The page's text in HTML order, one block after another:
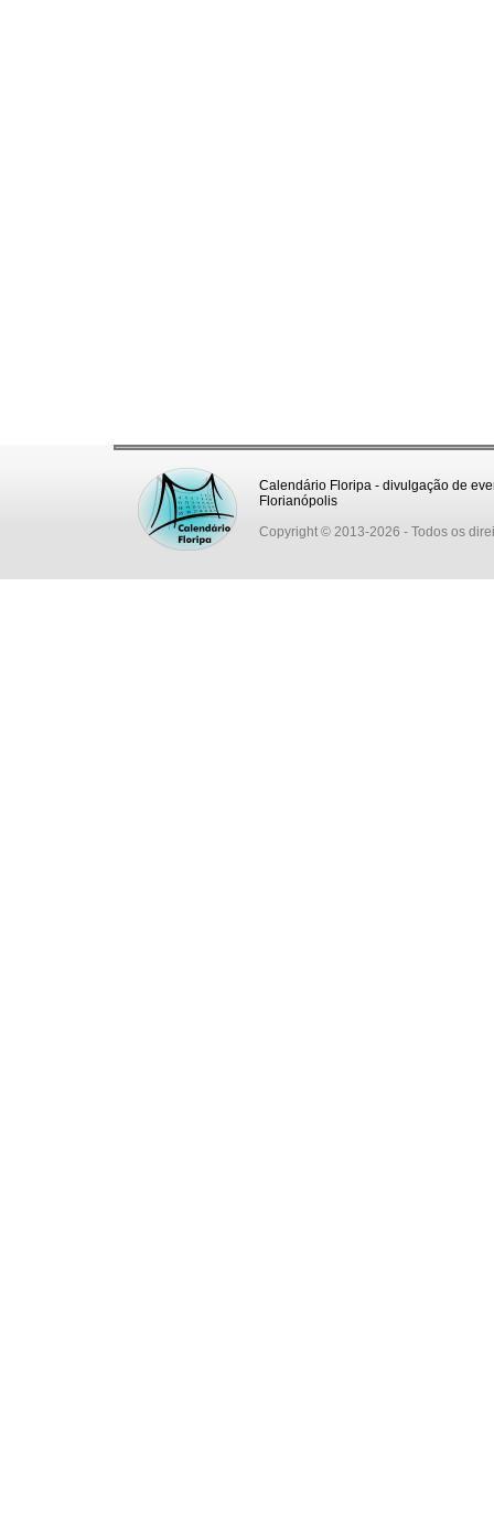
Calendário Floripa - divulgação de
Florianópolis
Copyright © 2013-2026 - Todos os